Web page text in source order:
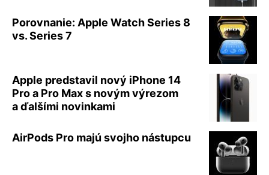
Porovnanie: Apple Watch Series 8
vs. Series 7
Apple predstavil nový iPhone 14
Pro a Pro Max s novým výrezom
a ďalšími novinkami
AirPods Pro majú svojho nástupcu